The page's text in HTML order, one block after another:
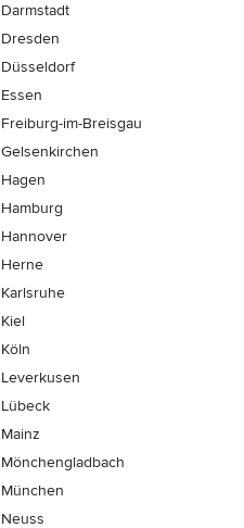
Darmstadt
Dresden
Düsseldorf
Essen
Freiburg-im-Breisgau
Gelsenkirchen
Hagen
Hamburg
Hannover
Herne
Karlsruhe
Kiel
Köln
Leverkusen
Lübeck
Mainz
Mönchen­gladbach
München
Neuss